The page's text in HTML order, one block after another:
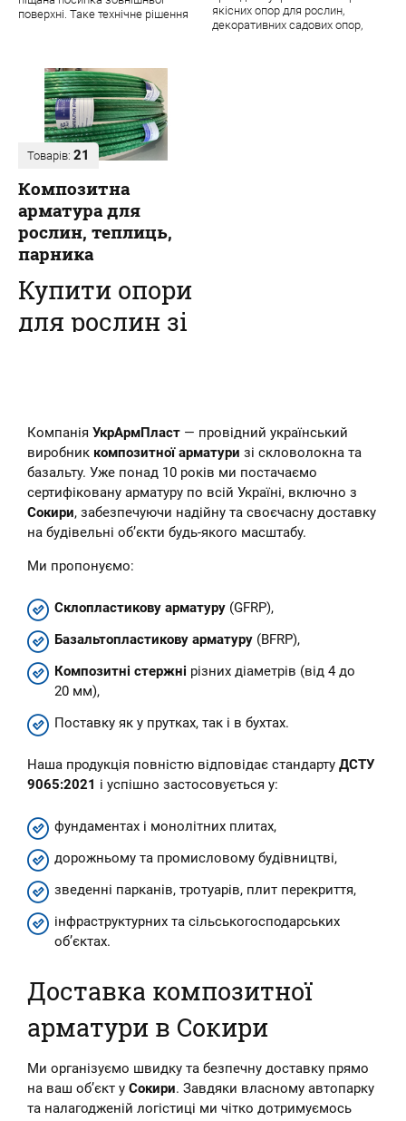
поверхні. Таке технічне рішення
якісних опор для рослин,
декоративних садових опор,
Товарів: 21
Композитна
арматура для
рослин, теплиць,
парника
Купити опори
для рослин зі
купити композитні кілочки для
рослин – овочів, кві...
Компанія УкрАрмПласт — провідний український
виробник композитної арматури зі скловолокна та
базальту. Уже понад 10 років ми постачаємо
сертифіковану арматуру по всій Україні, включно з
Сокири, забезпечуючи надійну та своєчасну доставку
на будівельні об’єкти будь-якого масштабу.
Ми пропонуємо:
Склопластикову арматуру (GFRP),
Базальтопластикову арматуру (BFRP),
Композитні стержні різних діаметрів (від 4 до
20 мм),
Поставку як у прутках, так і в бухтах.
Наша продукція повністю відповідає стандарту ДСТУ
9065:2021 і успішно застосовується у:
фундаментах і монолітних плитах,
дорожньому та промисловому будівництві,
зведенні парканів, тротуарів, плит перекриття,
інфраструктурних та сільськогосподарських
об’єктах.
Доставка композитної
арматури в Сокири
Ми організуємо швидку та безпечну доставку прямо
на ваш об’єкт у Сокири. Завдяки власному автопарку
та налагодженій логістиці ми чітко дотримуємось